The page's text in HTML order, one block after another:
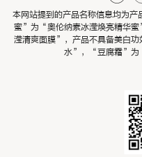
本网站提到的产品名称信息均为
蜜”为“奥伦纳素冰滢焕亮精华
滢清爽面膜”，产品不具备美白
水”，“豆腐霜”为“